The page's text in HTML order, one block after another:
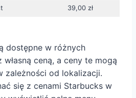
39,00 zł
dostępne w różnych
ceną, a ceny te mogą
zależności od lokalizacji.
się z cenami Starbucks w